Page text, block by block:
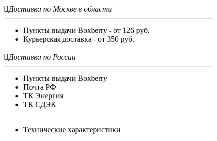
Доставка по Москве в области
Пункты выдачи Boxberry - от 126 руб.
Курьерская доставка - от 350 руб.
Доставка по России
Пункты выдачи Boxberry
Почта РФ
ТК Энергия
ТК СДЭК
Технические характеристики